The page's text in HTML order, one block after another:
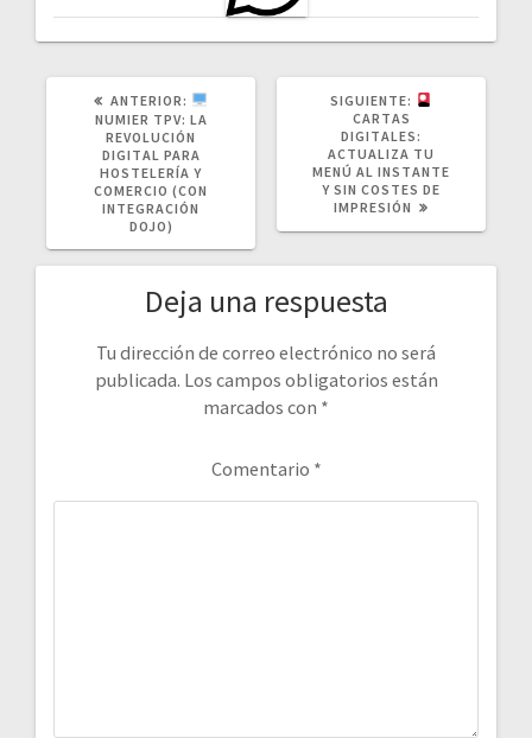
ANTERIOR: POST
ANTERIOR:
NUMIER TPV: LA
REVOLUCIÓN
DIGITAL PARA
HOSTELERÍA Y
COMERCIO (CON
INTEGRACIÓN
DOJO)
SIGUIENTE: SIGUIENTE
CARTAS
DIGITALES:
ACTUALIZA TU
MENÚ AL INSTANTE
Y SIN COSTES DE
IMPRESIÓN
Deja una respuesta
Tu dirección de correo electrónico no será
publicada. Los campos obligatorios están
marcados con *
Comentario *